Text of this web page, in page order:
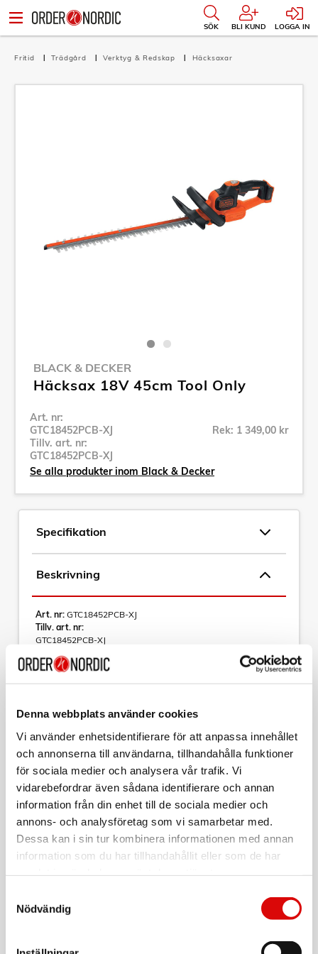
Denna webbplats använder cookies
Vi använder enhetsidentifierare för att anpassa innehållet
och annonserna till användarna, tillhandahålla funktioner
för sociala medier och analysera vår trafik. Vi
vidarebefordrar även sådana identifierare och annan
information från din enhet till de sociala medier och
annons- och analysföretag som vi samarbetar med.
Dessa kan i sin tur kombinera informationen med annan
information som du har tillhandahållit eller som de har
Nödvändig
SÖK BLI KUND LOGGA IN
Fritid Trädgård Verktyg & Redskap Häcksaxar
BLACK & DECKER
Häcksax 18V 45cm Tool Only
Art. nr:
GTC18452PCB-XJ
Tillv. art. nr:
GTC18452PCB-XJ
Rek: 1 349,00 kr
Se alla produkter inom Black & Decker
Specifikation
Beskrivning
Art. nr: GTC18452PCB-XJ
Tillv. art. nr:
GTC18452PCB-XJ
5035048651261
och rensar utan att skada sågbladet eller häcken. 45cm
svärdlängd och 18mm tandavstånd, passar perfekt för
mindre häckar. Slitstark och robust med skarpa knivblad.
Handtag designat för flera grepp ger optimal komfort och
kontroll. Designad för att vara bekväm och säker att använda.
Tvåhands säkerhetsbrytare förhindrar oavsiktlig start.
Sladdlös frihet.
Specifikationer:
- Batteri/spänning 18 V
- Batterityp Lithium
- Sågbladsrörelse Dubbel
- Svärdskydd Ja
Läs mer